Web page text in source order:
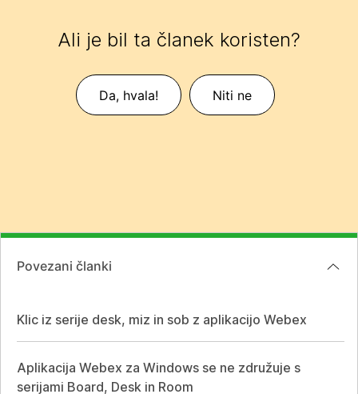
Ali je bil ta članek koristen?
Da, hvala! Niti ne
Povezani članki
Klic iz serije desk, miz in sob z aplikacijo Webex
Aplikacija Webex za Windows se ne združuje s
serijami Board, Desk in Room